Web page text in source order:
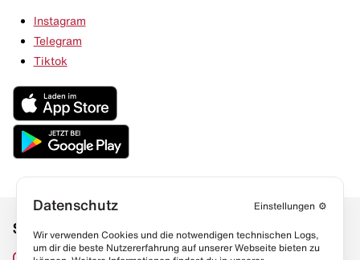
Instagram
Telegram
Tiktok
Social Media Links
Datenschutz Einstellungen ⚙️
Wir verwenden Cookies und die notwendigen technischen Logs,
um dir die beste Nutzererfahrung auf unserer Webseite bieten zu